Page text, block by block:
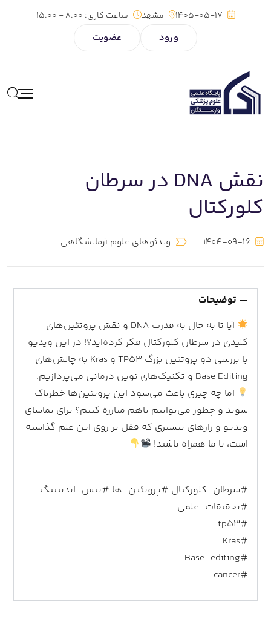
1405-05-17 مشهد ساعت کاری:
ورود عضویت
نقش DNA در سرطان
کلورکتال
1404-09-16 ویدئوهای علوم آزمایشگاهی
توضیحات
آیا تا به حال به قدرت DNA و نقش پروتئین‌های
کلیدی در سرطان کلورکتال فکر کرده‌اید؟! در این ویدیو
با بررسی دو پروتئین بزرگ TP53 و Kras به چالش‌های
Base Editing و تکنیک‌های نوین درمانی می‌پردازیم.
اما چه چیزی باعث می‌شود این پروتئین‌ها خطرناک
شوند و چطور می‌توانیم باهم مبارزه کنیم؟ برای تماشای
ویدیو و رازهای بیشتری که قفل بر روی این علم گذاشته
است، با ما همراه باشید!
#سرطان_کلورکتال #پروتئین_ها #بیس_ایدیتینگ
#تحقیقات_علمی
#tp53
#Kras
#Base_editing
#cancer